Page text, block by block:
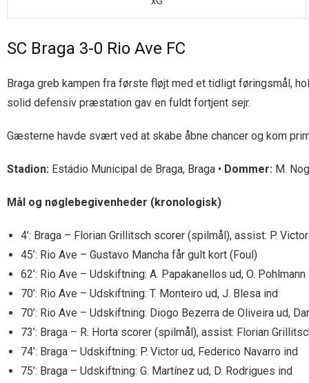
SC Braga 3-0 Rio Ave FC
Braga greb kampen fra første fløjt med et tidligt føringsmål,
solid defensiv præstation gav en fuldt fortjent sejr.
Gæsterne havde svært ved at skabe åbne chancer og kom
Stadion: Estádio Municipal de Braga, Braga • Dommer: M.
Mål og nøglebegivenheder (kronologisk)
4’: Braga – Florian Grillitsch scorer (spilmål), assist: P. Victor
45’: Rio Ave – Gustavo Mancha får gult kort (Foul)
62’: Rio Ave – Udskiftning: A. Papakanellos ud, O. Pohlmann
70’: Rio Ave – Udskiftning: T. Monteiro ud, J. Blesa ind
70’: Rio Ave – Udskiftning: Diogo Bezerra de Oliveira ud,
73’: Braga – R. Horta scorer (spilmål), assist: Florian
74’: Braga – Udskiftning: P. Victor ud, Federico Navarro ind
75’: Braga – Udskiftning: G. Martínez ud, D. Rodrigues ind